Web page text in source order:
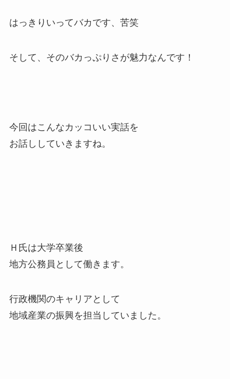
はっきりいってバカです、苦笑
そして、そのバカっぷりさが魅力なんです！
今回はこんなカッコいい実話を
お話ししていきますね。
Ｈ氏は大学卒業後
地方公務員として働きます。
行政機関のキャリアとして
地域産業の振興を担当していました。